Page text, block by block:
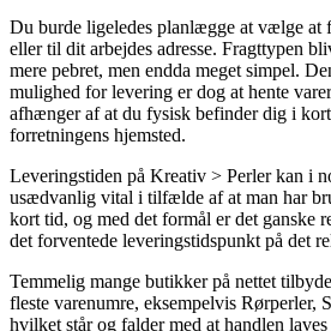
Du burde ligeledes planlægge at vælge at
eller til dit arbejdes adresse. Fragttypen
mere pebret, men endda meget simpel.
mulighed for levering er dog at hente
afhænger af at du fysisk befinder dig i
forretningens hjemsted.
Leveringstiden på Kreativ > Perler kan i
usædvanlig vital i tilfælde af at man har
kort tid, og med det formål er det ganske
det forventede leveringstidspunkt på det
Temmelig mange butikker på nettet
fleste varenumre, eksempelvis Rørperler,
hvilket står og falder med at handlen